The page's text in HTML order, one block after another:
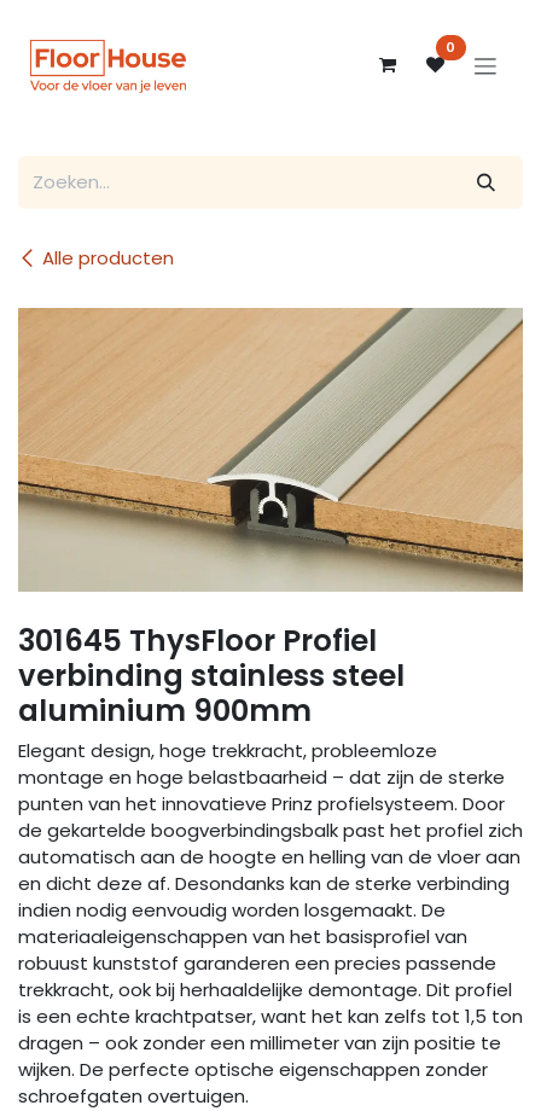
0
Alle producten
301645 ThysFloor Profiel
verbinding stainless steel
aluminium 900mm
Elegant design, hoge trekkracht, probleemloze
montage en hoge belastbaarheid – dat zijn de sterke
punten van het innovatieve Prinz profielsysteem. Door
de gekartelde boogverbindingsbalk past het profiel zich
automatisch aan de hoogte en helling van de vloer aan
en dicht deze af. Desondanks kan de sterke verbinding
indien nodig eenvoudig worden losgemaakt. De
materiaaleigenschappen van het basisprofiel van
robuust kunststof garanderen een precies passende
trekkracht, ook bij herhaaldelijke demontage. Dit profiel
is een ​​echte krachtpatser, want het kan zelfs tot 1,5 ton
dragen – ook zonder een millimeter van zijn positie te
wijken. De perfecte optische eigenschappen zonder
schroefgaten overtuigen.